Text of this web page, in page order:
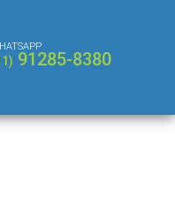
91285-8380